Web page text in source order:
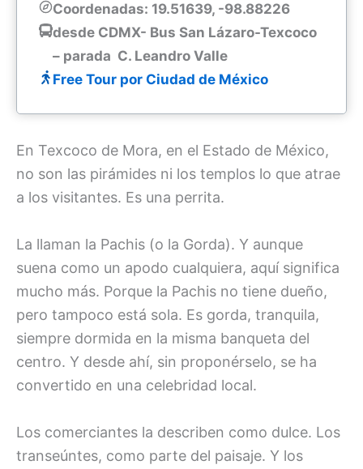
Coordenadas: 19.51639, -98.88226
desde CDMX- Bus San Lázaro-Texcoco
– parada C. Leandro Valle
Free Tour por Ciudad de México
En Texcoco de Mora, en el Estado de México,
no son las pirámides ni los templos lo que atrae
a los visitantes. Es una perrita.
La llaman la Pachis (o la Gorda). Y aunque
suena como un apodo cualquiera, aquí significa
mucho más. Porque la Pachis no tiene dueño,
pero tampoco está sola. Es gorda, tranquila,
siempre dormida en la misma banqueta del
centro. Y desde ahí, sin proponérselo, se ha
convertido en una celebridad local.
Los comerciantes la describen como dulce. Los
transeúntes, como parte del paisaje. Y los